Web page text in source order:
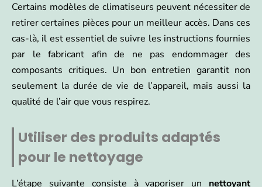
Certains modèles de climatiseurs peuvent nécessiter de
retirer certaines pièces pour un meilleur accès. Dans ces
cas-là, il est essentiel de suivre les instructions fournies
par le fabricant afin de ne pas endommager des
composants critiques. Un bon entretien garantit non
seulement la durée de vie de l’appareil, mais aussi la
qualité de l’air que vous respirez.
Utiliser des produits adaptés
pour le nettoyage
L’étape suivante consiste à vaporiser un nettoyant